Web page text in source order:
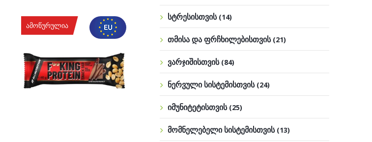
ამოწურულია
სტრესისთვის (14)
თმისა და ფრჩხილებისთვის (21)
ვარჯიშისთვის (84)
ნერვული სისტემისთვის (24)
იმუნიტეტისთვის (25)
მომნელებელი სისტემისთვის (13)